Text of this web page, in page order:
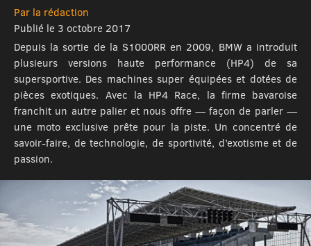
Par la rédaction
Publié le 3 octobre 2017
Depuis la sortie de la S1000RR en 2009, BMW a introduit
plusieurs versions haute performance (HP4) de sa
supersportive. Des machines super équipées et dotées de
pièces exotiques. Avec la HP4 Race, la firme bavaroise
franchit un autre palier et nous offre — façon de parler —
une moto exclusive prête pour la piste. Un concentré de
savoir-faire, de technologie, de sportivité, d’exotisme et de
passion.